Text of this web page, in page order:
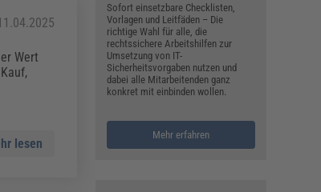
Wert
lesen
Sofort einsetzbare Checklisten,
Vorlagen und Leitfäden – Die
richtige Wahl für alle, die
rechtssichere Arbeitshilfen zur
Umsetzung von IT-
Sicherheitsvorgaben nutzen und
dabei alle Mitarbeitenden ganz
konkret mit einbinden wollen.
Mehr erfahren